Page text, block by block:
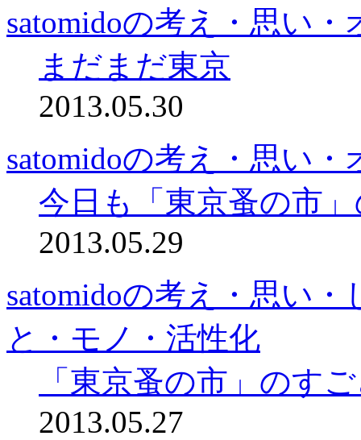
satomidoの考え・思い
まだまだ東京
2013.05.30
satomidoの考え・思い
今日も「東京蚤の市
2013.05.29
satomidoの考え・思い
と・モノ・活性化
「東京蚤の市」のす
2013.05.27